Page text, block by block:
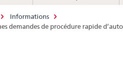
Informations
demandes de procédure rapide